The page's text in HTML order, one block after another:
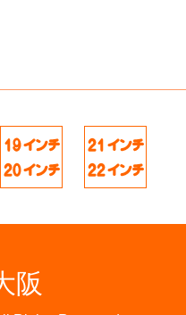
阪